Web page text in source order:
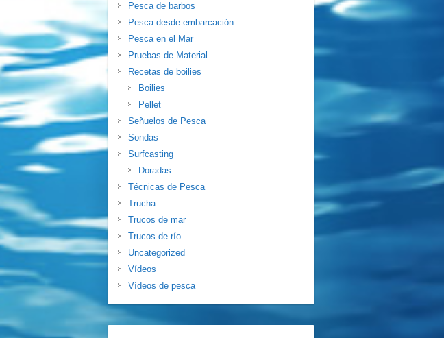
Pesca de barbos
Pesca desde embarcación
Pesca en el Mar
Pruebas de Material
Recetas de boilies
Boilies
Pellet
Señuelos de Pesca
Sondas
Surfcasting
Doradas
Técnicas de Pesca
Trucha
Trucos de mar
Trucos de río
Uncategorized
Vídeos
Vídeos de pesca